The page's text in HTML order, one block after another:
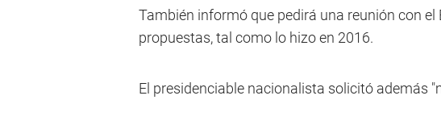
También informó que pedirá una reunión con
propuestas, tal como lo hizo en 2016.
El presidenciable nacionalista solicitó además